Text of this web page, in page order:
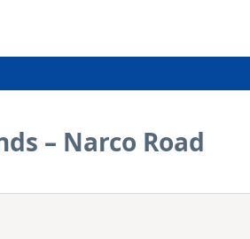
– Narco Road